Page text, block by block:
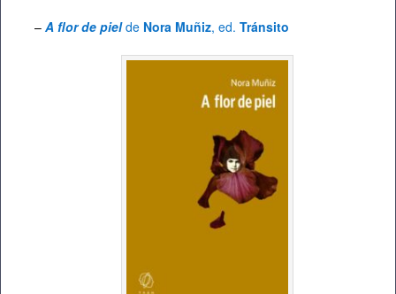
– A flor de piel de Nora Muñiz, ed. Tránsito